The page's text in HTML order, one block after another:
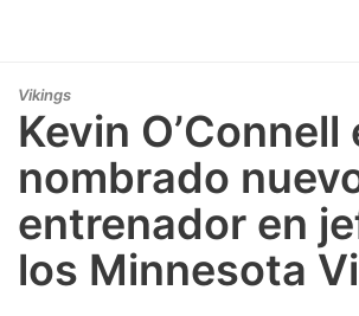
Vikings
Kevin O’Connell
nombrado
entrenador en
los Minnesota